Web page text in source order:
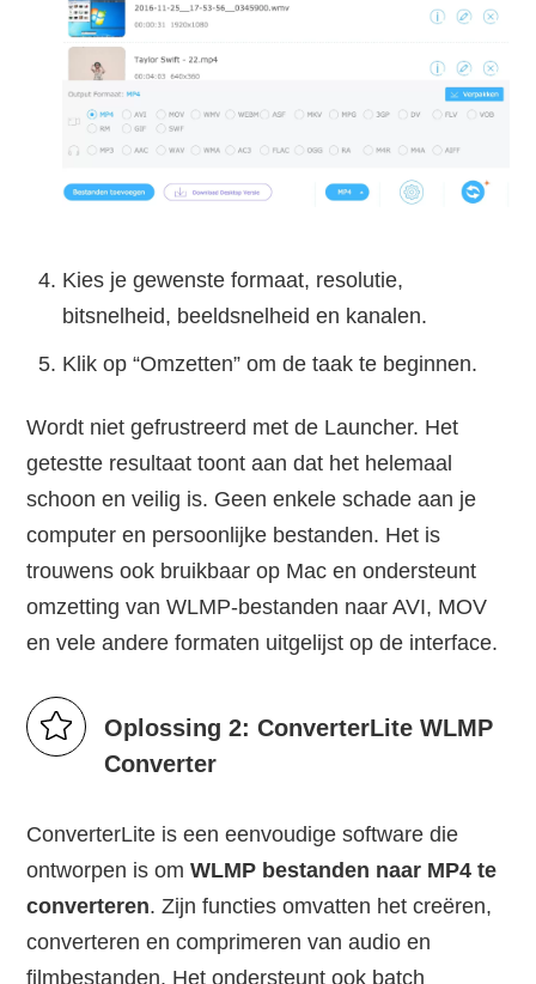
Kies je gewenste formaat, resolutie,
bitsnelheid, beeldsnelheid en kanalen.
Klik op “Omzetten” om de taak te beginnen.
Wordt niet gefrustreerd met de Launcher. Het
getestte resultaat toont aan dat het helemaal
schoon en veilig is. Geen enkele schade aan je
computer en persoonlijke bestanden. Het is
trouwens ook bruikbaar op Mac en ondersteunt
omzetting van WLMP-bestanden naar AVI, MOV
en vele andere formaten uitgelijst op de interface.
Oplossing 2: ConverterLite WLMP
Converter
ConverterLite is een eenvoudige software die
ontworpen is omWLMP bestanden naar MP4 te
converteren. Zijn functies omvatten het creëren,
converteren en comprimeren van audio en
filmbestanden. Het ondersteunt ook batch